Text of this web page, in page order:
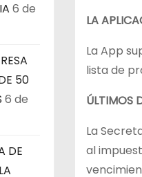
6 de
50
6 de
DE
LA
La App
lista de
ÚLTIMOS
La
al